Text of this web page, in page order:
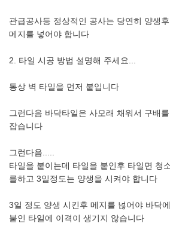
관급공사등 정상적인 공사는 당연히 양생후
메지를 넣어야 합니다
2. 타일 시공 방법 설명해 주세요...
통상 벽 타일을 먼저 붙입니다
그런다음 바닥타일은 사모래 채워서 구배를
잡습니다
그런다음.....
타일을 붙이는데 타일을 붙인후 타일면 청
를하고 3일정도는 양생을 시켜야 합니다
3일 정도 양생 시킨후 메지를 넎어야 바닥에
붙인 타일에 이격이 생기지 않습니다